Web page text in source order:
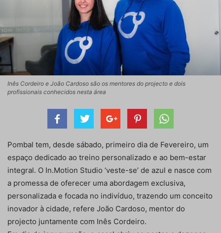
Inês Cordeiro e João Cardoso são os mentores do projecto e dois
profissionais conhecidos nesta área
Pombal tem, desde sábado, primeiro dia de Fevereiro, um
espaço dedicado ao treino personalizado e ao bem-estar
integral. O In.Motion Studio ‘veste-se’ de azul e nasce com
a promessa de oferecer uma abordagem exclusiva,
personalizada e focada no indivíduo, trazendo um conceito
inovador à cidade, refere João Cardoso, mentor do
projecto juntamente com Inês Cordeiro.